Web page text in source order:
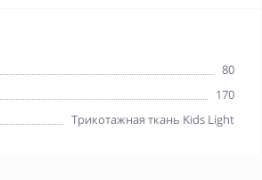
80
170
Трикотажная ткань Kids Light